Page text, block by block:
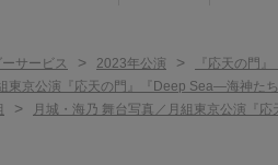
サービス > 2023年公演 > 『応天の門
東京公演『応天の門』『Deep Sea―海神た
> 月城・海乃 舞台写真／月組東京公演『